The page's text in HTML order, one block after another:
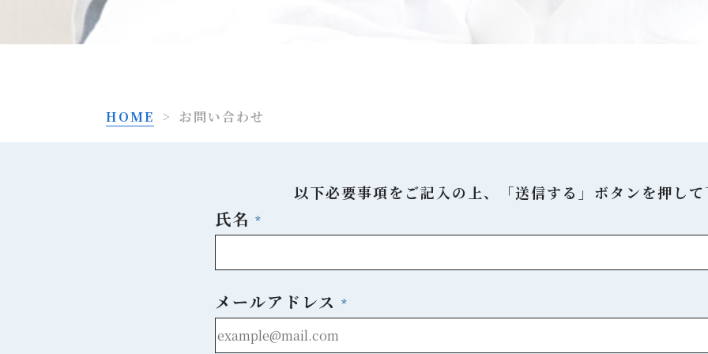
HOME > お問い合わせ
以下必要事項をご記入の上、「送信する」ボタンを押し
氏名
メールアドレス